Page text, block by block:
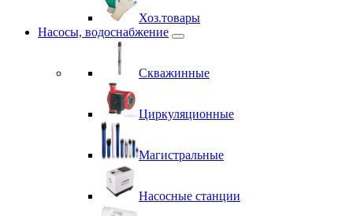
Хоз.товары
Насосы, водоснабжение
Скважинные
Циркуляционные
Магистральные
Насосные станции